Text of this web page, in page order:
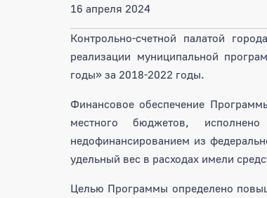
16 апреля 2024
Контрольно-счетной палатой
реализации муниципальной
годы» за 2018-2022 годы.
Финансовое обеспечение
местного бюджетов,
недофинансированием из
удельный вес в расходах имели
Целью Программы определено